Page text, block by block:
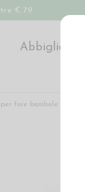
€ 79
fare bambole